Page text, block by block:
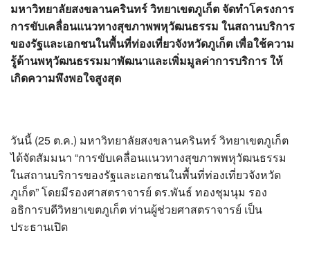
PR News
อยากบอกอยากเล่า
?>
มหาวิทยาลัยสงขลานครินทร์ วิทยาเขตภูเก็ต จัดทำโครงการ
การขับเคลื่อนแนวทางสุขภาพพหุวัฒนธรรม ในสถานบริการ
ของรัฐและเอกชนในพื้นที่ท่องเที่ยวจังหวัดภูเก็ต เพื่อใช้ความ
รู้ด้านพหุวัฒนธรรมมาพัฒนาและเพิ่มมูลค่าการบริการ ให้
เกิดความพึงพอใจสูงสุด
วันนี้ (25 ต.ค.) มหาวิทยาลัยสงขลานครินทร์ วิทยาเขตภูเก็ต
ได้จัดสัมมนา “การขับเคลื่อนแนวทางสุขภาพพหุวัฒนธรรม
ในสถานบริการของรัฐและเอกชนในพื้นที่ท่องเที่ยวจังหวัด
ภูเก็ต” โดยมีรองศาสตราจารย์ ดร.พันธ์ ทองชุมนุม รอง
อธิการบดีวิทยาเขตภูเก็ต ท่านผู้ช่วยศาสตราจารย์ เป็น
ประธานเปิด